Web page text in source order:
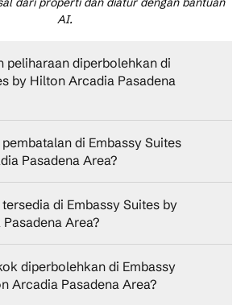
AI.
peliharaan diperbolehkan di
by Hilton Arcadia Pasadena
di Embassy Suites
Pasadena Area?
di Embassy Suites by
Area?
diperbolehkan di Embassy
Arcadia Pasadena Area?